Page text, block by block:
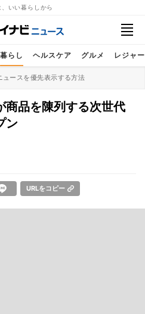
いい暮らしから
暮らし ヘルスケア グルメ レジャー
ースを優先表示する方法
商品を陳列する次世代
ン
URLをコピー